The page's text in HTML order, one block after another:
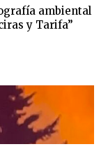
ambiental
y Tarifa”